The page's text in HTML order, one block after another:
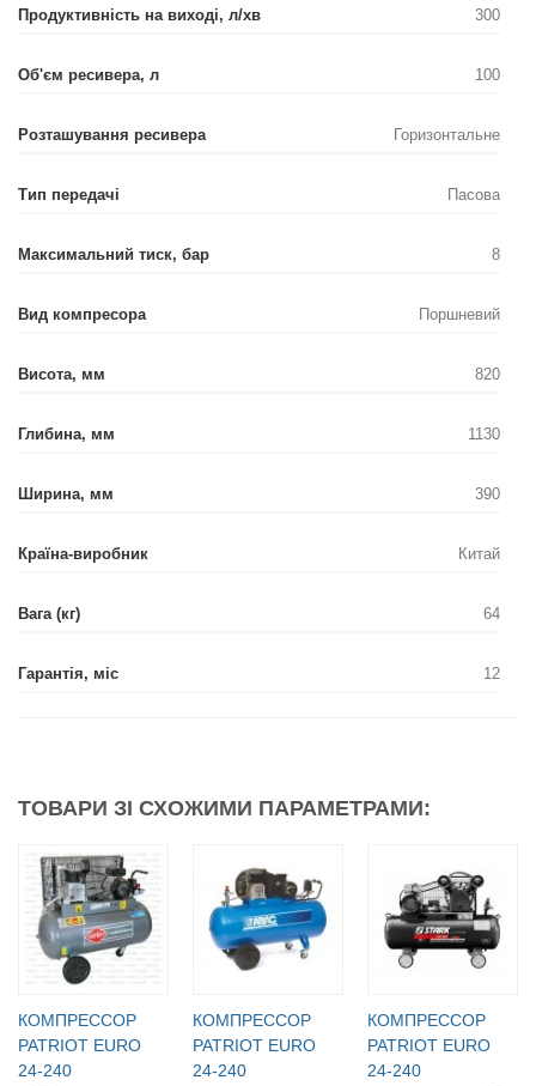
Продуктивність на виході, л/хв 300
Об'єм ресивера, л 100
Розташування ресивера Горизонтальне
Тип передачі Пасова
Максимальний тиск, бар 8
Вид компресора Поршневий
Висота, мм 820
Глибина, мм 1130
Ширина, мм 390
Країна-виробник Китай
Вага (кг) 64
Гарантія, міс 12
ТОВАРИ ЗІ СХОЖИМИ ПАРАМЕТРАМИ:
КОМПРЕССОР
PATRIOT EURO
24-240
КОМПРЕССОР
PATRIOT EURO
24-240
КОМПРЕССОР
PATRIOT EURO
24-240